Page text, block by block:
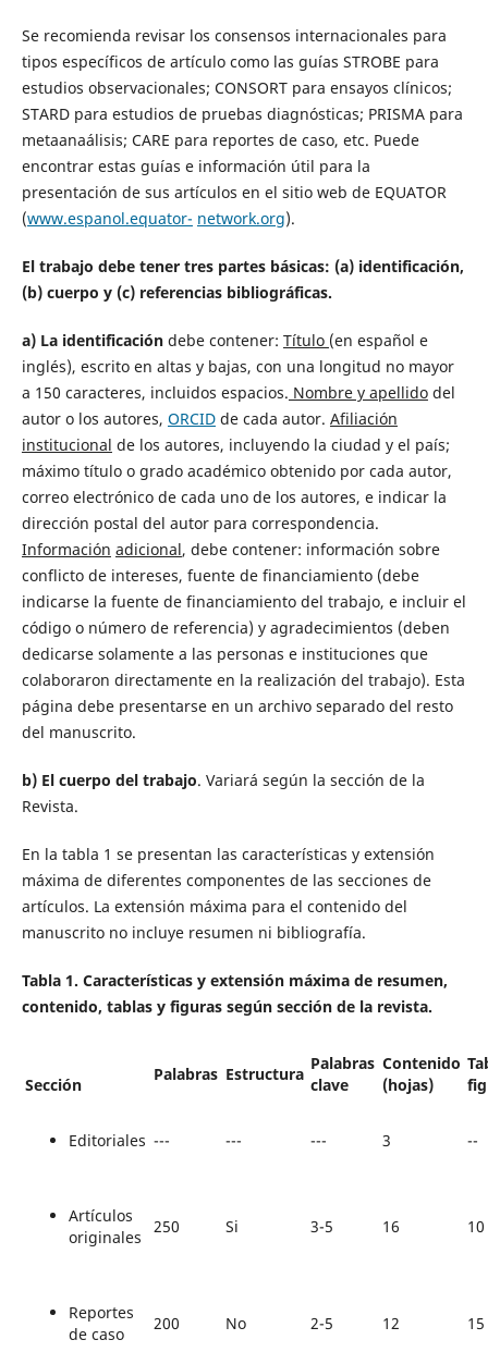
Se recomienda revisar los consensos internacionales para
tipos específicos de artículo como las guías STROBE para
estudios observacionales; CONSORT para ensayos clínicos;
STARD para estudios de pruebas diagnósticas; PRISMA para
metaanaálisis; CARE para reportes de caso, etc. Puede
encontrar estas guías e información útil para la
presentación de sus artículos en el sitio web de EQUATOR
(www.espanol.equator- network.org).
El trabajo debe tener tres partes básicas: (a) identificación,
(b) cuerpo y (c) referencias bibliográficas.
a) La identificación debe contener: Título (en español e
inglés), escrito en altas y bajas, con una longitud no mayor
a 150 caracteres, incluidos espacios. Nombre y apellidodel
autor o los autores, ORCIDde cada autor. Afiliación
institucional de los autores, incluyendo la ciudad y el país;
máximo título o grado académico obtenido por cada autor,
correo electrónico de cada uno de los autores, e indicar la
dirección postal del autor para correspondencia.
Información adicional, debe contener: información sobre
conflicto de intereses, fuente de financiamiento (debe
indicarse la fuente de financiamiento del trabajo, e incluir el
código o número de referencia) y agradecimientos (deben
dedicarse solamente a las personas e instituciones que
colaboraron directamente en la realización del trabajo). Esta
página debe presentarse en un archivo separado del resto
del manuscrito.
b) El cuerpo del trabajo. Variará según la sección de la
Revista.
En la tabla 1 se presentan las características y extensión
máxima de diferentes componentes de las secciones de
artículos. La extensión máxima para el contenido del
manuscrito no incluye resumen ni bibliografía.
Tabla 1. Características y extensión máxima de resumen,
contenido, tablas y figuras según sección de la revista.
Sección
Palabras Estructura
Palabras
clave
Contenido
(hojas)
Editoriales --- --- --- 3 --
Artículos
originales
250 Si 3-5 16 10
Reportes
de caso
200 No 2-5 12 15